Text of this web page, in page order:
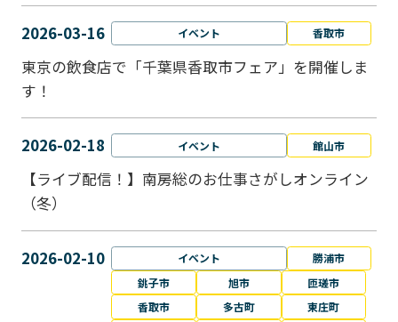
2026-03-16 イベント 香取市
東京の飲食店で「千葉県香取市フェア」を開催しま
す！
2026-02-18 イベント 館山市
【ライブ配信！】南房総のお仕事さがしオンライン
（冬）
2026-02-10 イベント
勝浦市
銚子市
旭市
匝瑳市
香取市
多古町
東庄町